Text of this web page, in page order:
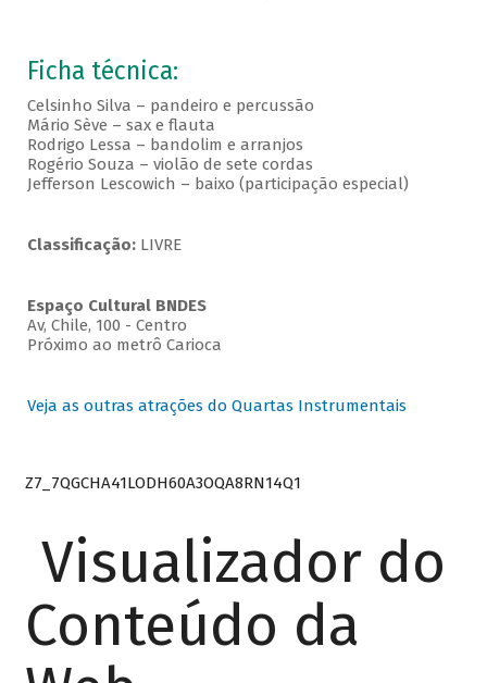
Ficha técnica:
Celsinho Silva – pandeiro e percussão
Mário Sève – sax e flauta
Rodrigo Lessa – bandolim e arranjos
Rogério Souza – violão de sete cordas
Jefferson Lescowich – baixo (participação especial)
Classificação:LIVRE
Espaço Cultural BNDES
Av, Chile, 100 - Centro
Próximo ao metrô Carioca
Veja as outras atrações do Quartas Instrumentais
Z7_7QGCHA41LODH60A3OQA8RN14Q1
Visualizador do
Conteúdo da